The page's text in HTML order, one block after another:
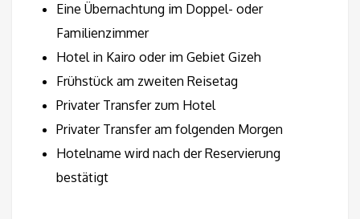
Eine Übernachtung im Doppel- oder
Familienzimmer
Hotel in Kairo oder im Gebiet Gizeh
Frühstück am zweiten Reisetag
Privater Transfer zum Hotel
Privater Transfer am folgenden Morgen
Hotelname wird nach der Reservierung
bestätigt